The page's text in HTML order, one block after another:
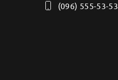
(096) 555-53-53